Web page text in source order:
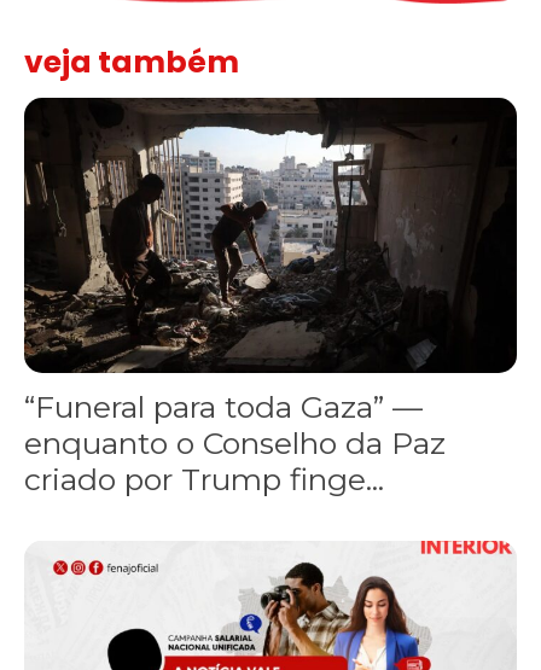
veja também
“Funeral para toda Gaza” — enquanto o Conselho da Paz
“Funeral para toda Gaza” —
enquanto o Conselho da Paz
criado por Trump finge...
Assinada nova CCT de jornais e revistas do interior